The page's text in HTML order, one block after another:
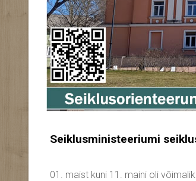
Seiklusministeeriumi
01. maist kuni 11. maini oli võimalik